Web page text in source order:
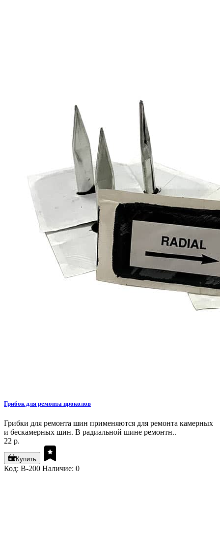
Грибок для ремонта проколов
Грибки для ремонта шин применяются для ремонта камерных
и бескамерных шин. В радиальной шине ремонтн..
22 р.
Купить
Код: B-200 Наличие: 0